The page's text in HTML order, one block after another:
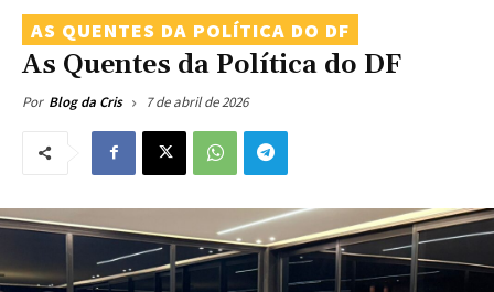
AS QUENTES DA POLÍTICA DO DF
As Quentes da Política do DF
Por Blog da Cris 7 de abril de 2026